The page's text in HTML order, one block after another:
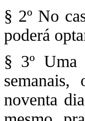
§ 2º No
poderá
§ 3º Uma
noventa